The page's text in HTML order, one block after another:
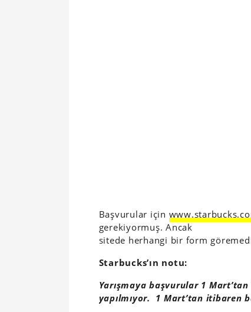
Başvurular için
gerekiyormuş. Ancak
sitede herhangi bir form
Starbucks’ın notu:
Yarışmaya başvurular 1
yapılmıyor. 1 Mart’tan itibaren